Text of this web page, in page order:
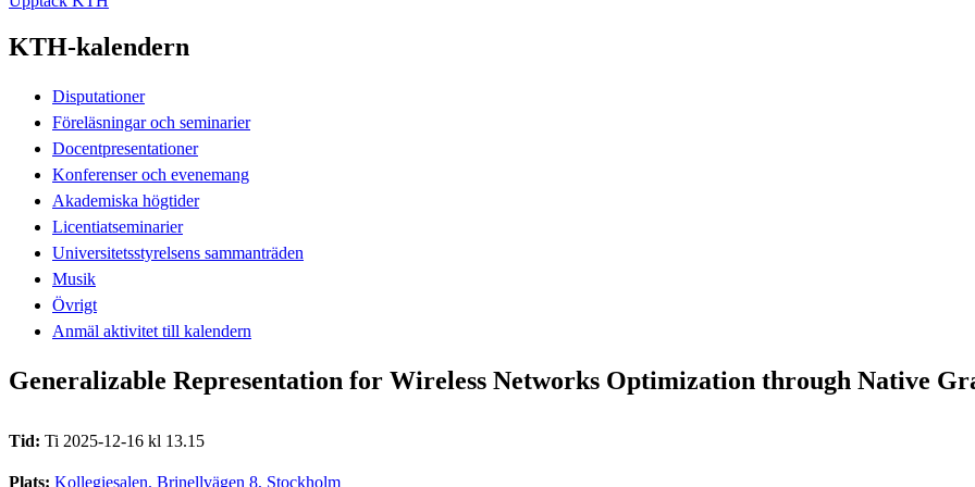
KTH-kalendern
Disputationer
Föreläsningar och seminarier
Docentpresentationer
Konferenser och evenemang
Akademiska högtider
Licentiatseminarier
Universitetsstyrelsens sammanträden
Musik
Övrigt
Anmäl aktivitet till kalendern
Generalizable Representation for Wireless Networks Optimization through Native
Tid: Ti 2025-12-16 kl 13.15
Plats: Kollegiesalen, Brinellvägen 8, Stockholm